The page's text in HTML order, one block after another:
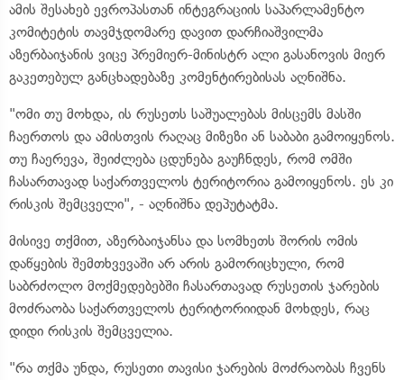
ამის შესახებ ევროპასთან ინტეგრაციის საპარლამენტო
კომიტეტის თავმჯდომარე დავით დარჩიაშვილმა
აზერბაიჯანის ვიცე პრემიერ-მინისტრ ალი გასანოვის მიერ
გაკეთებულ განცხადებაზე კომენტირებისას აღნიშნა.
"ომი თუ მოხდა, ის რუსეთს საშუალებას მისცემს მასში
ჩაერთოს და ამისთვის რაღაც მიზეზი ან საბაბი გამოიყენოს.
თუ ჩაერევა, შეიძლება ცდუნება გაუჩნდეს, რომ ომში
ჩასართავად საქართველოს ტერიტორია გამოიყენოს. ეს კი
რისკის შემცველი", - აღნიშნა დეპუტატმა.
მისივე თქმით, აზერბაიჯანსა და სომხეთს შორის ომის
დაწყების შემთხვევაში არ არის გამორიცხული, რომ
საბრძოლო მოქმედებებში ჩასართავად რუსეთის ჯარების
მოძრაობა საქართველოს ტერიტორიიდან მოხდეს, რაც
დიდი რისკის შემცველია.
"რა თქმა უნდა, რუსეთი თავისი ჯარების მოძრაობას ჩვენს